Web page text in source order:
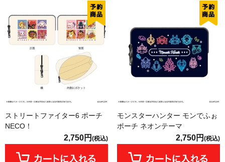
ストリートファイター6 ポーチ
NECO！
2,750円 (税込)
モンスターハンター モンでふぉ
ポーチ ネオンテーマ
2,750円 (税込)